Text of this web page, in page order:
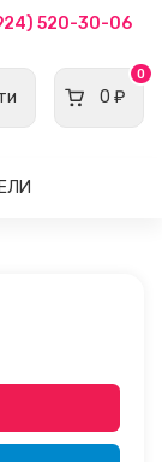
520-30-06
0
0 ₽